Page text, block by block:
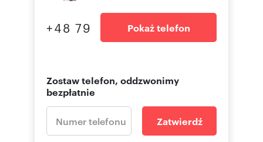
+48 79 Pokaż telefon
Zostaw telefon, oddzwonimy
bezpłatnie
Zatwierdź